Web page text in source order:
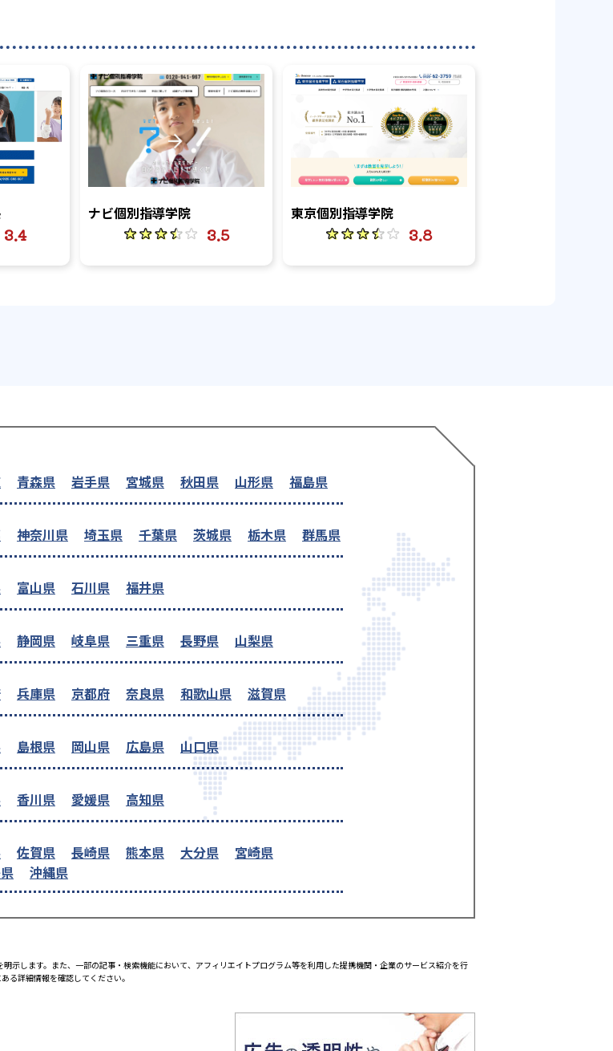
3.4
ナビ個別指導学院
3.5
東京個別指導学院
3.8
青森県 岩手県 宮城県 秋田県 山形県 福島県
神奈川県 埼玉県 千葉県 茨城県 栃木県 群馬県
富山県 石川県 福井県
静岡県 岐阜県 三重県 長野県 山梨県
兵庫県 京都府 奈良県 和歌山県 滋賀県
島根県 岡山県 広島県 山口県
香川県 愛媛県 高知県
佐賀県 長崎県 熊本県 大分県
宮崎県
沖縄県
します。また、一部の記事・検索機能において、アフィリエイトプログラム等を利用した提携機関・企業のサービス紹介を行
る詳細情報を確認してください。